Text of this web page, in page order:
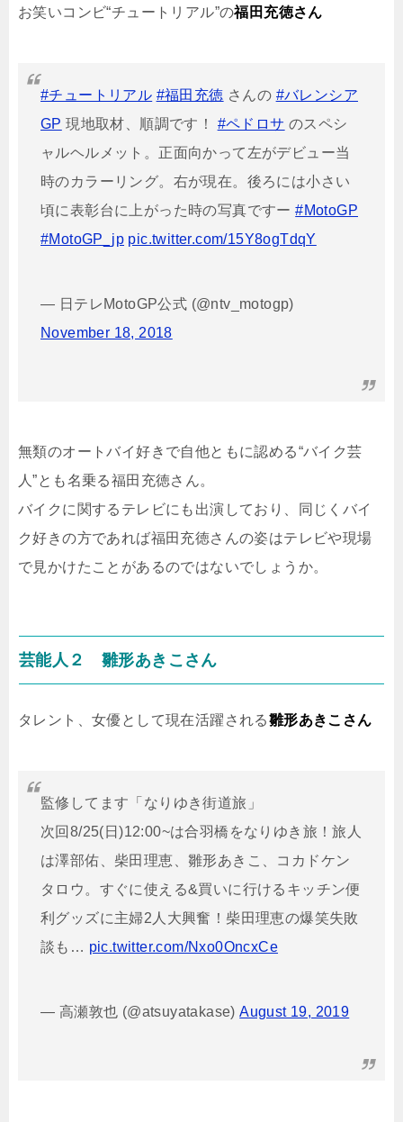
お笑いコンビ“チュートリアル”の福田充徳さん
#チュートリアル #福田充徳 さんの #バレンシア
GP 現地取材、順調です！ #ペドロサ のスペシ
ャルヘルメット。正面向かって左がデビュー当
時のカラーリング。右が現在。後ろには小さい
頃に表彰台に上がった時の写真ですー#MotoGP
#MotoGP_jp pic.twitter.com/15Y8ogTdqY
— 日テレMotoGP公式 (@ntv_motogp)
November 18, 2018
無類のオートバイ好きで自他ともに認める“バイク芸
人”とも名乗る福田充徳さん。
バイクに関するテレビにも出演しており、同じくバイ
ク好きの方であれば福田充徳さんの姿はテレビや現場
で見かけたことがあるのではないでしょうか。
芸能人２ 雛形あきこさん
タレント、女優として現在活躍される雛形あきこさん
監修してます「なりゆき街道旅」
次回8/25(日)12:00~は合羽橋をなりゆき旅！旅人
は澤部佑、柴田理恵、雛形あきこ、コカドケン
タロウ。すぐに使える&買いに行けるキッチン便
利グッズに主婦2人大興奮！柴田理恵の爆笑失敗
談も… pic.twitter.com/Nxo0OncxCe
— 高瀬敦也 (@atsuyatakase)August 19, 2019